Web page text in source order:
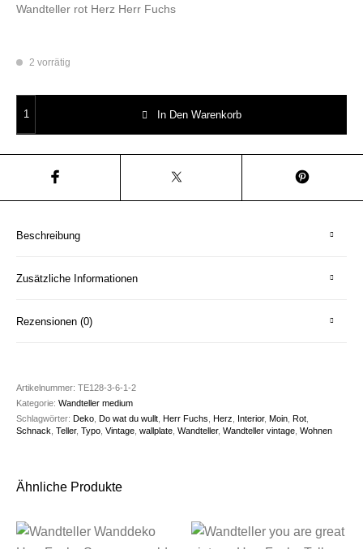
Wandteller rot Herz Herr Fuchs
2 vorrätig
In Den Warenkorb
Beschreibung
Zusätzliche Informationen
Rezensionen (0)
Artikelnummer:TE128-3-6-1-2
Kategorie:Wandteller medium
Schlagwörter:Deko ,Do wat du wullt ,Herr Fuchs ,Herz Interior,Moin ,Rot
Schnack ,Teller,Typo ,Vintage ,wallplate ,Wandteller,Wandteller vintage ,Wohnen
Ähnliche Produkte